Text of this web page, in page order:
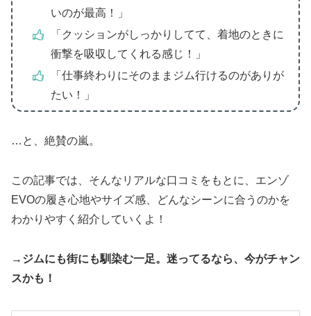
いのが最高！」
「クッションがしっかりしてて、着地のときに
衝撃を吸収してくれる感じ！」
「仕事終わりにそのままジム行けるのがありが
たい！」
…と、絶賛の嵐。
この記事では、そんなリアルな口コミをもとに、エンゾ
EVOの履き心地やサイズ感、どんなシーンに合うのかを
わかりやすく紹介していくよ！
→ジムにも街にも馴染む一足。迷ってるなら、今がチャン
スかも！